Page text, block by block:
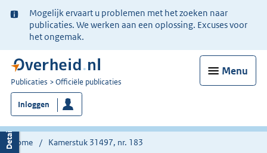
Ter
informatie:
Mogelijk ervaart u problemen met het zoeken naar
publicaties. We werken aan een oplossing. Excuses voor
het ongemak.
Menu
U
bent
nu
hier:
Publicaties Officiële publicaties
Inloggen
Home Kamerstuk 31497, nr. 183